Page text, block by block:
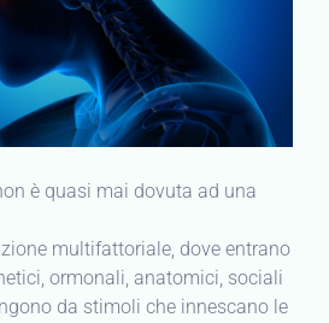
è quasi mai dovuta ad una
multifattoriale, dove entrano
ormonali, anatomici, sociali
da stimoli che innescano le